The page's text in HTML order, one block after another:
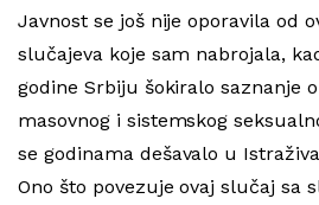
Javnost se još nije oporavila od
slučajeva koje sam nabrojala,
godine Srbiju šokiralo saznanje
masovnog i sistemskog
se godinama dešavalo u
Ono što povezuje ovaj slučaj sa